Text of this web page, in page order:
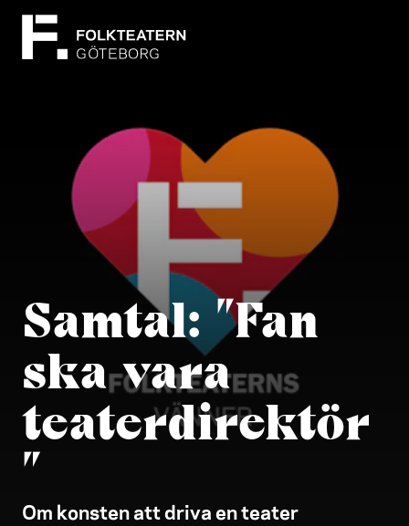
Samtal: ”Fan
ska vara
teaterdirektör
”
Om konsten att driva en teater